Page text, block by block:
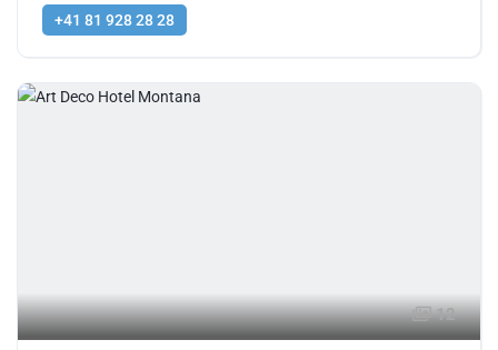
+41 81 928 28 28
12